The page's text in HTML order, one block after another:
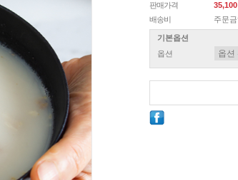
판매가격
배송비
주문
기본옵션
옵션